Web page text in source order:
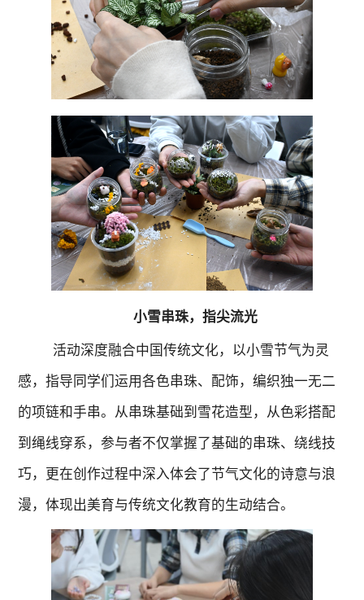
小雪串珠，指尖流光
活动深度融合中国传统文化，以小雪节气为灵
感，指导同学们运用各色串珠、配饰，编织独一无二
的项链和手串。从串珠基础到雪花造型 ， 从色彩搭配
到绳线穿系，参与者不仅掌握了基础的串珠、绕线技
巧，更在创作过程中深入体会了节气文化的诗意与浪
漫，体现出美育与传统文化教育的生动结合。